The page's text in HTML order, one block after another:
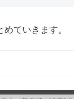
ていきます。